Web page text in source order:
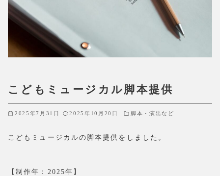
こどもミュージカル脚本提供
2025年7月31日 2025年10月20日 脚本・演出など
こどもミュージカルの脚本提供をしました。
【制作年：2025年】